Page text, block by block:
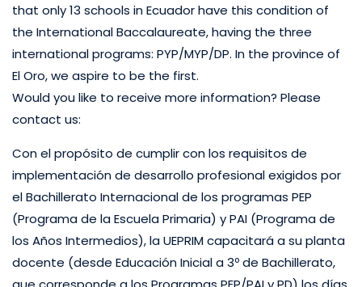
that only 13 schools in Ecuador have this condition of
the International Baccalaureate, having the three
international programs: PYP/MYP/DP. In the province of
El Oro, we aspire to be the first.
Would you like to receive more information? Please
contact us:
Con el propósito de cumplir con los requisitos de
implementación de desarrollo profesional exigidos por
el Bachillerato Internacional de los programas PEP
(Programa de la Escuela Primaria) y PAI (Programa de
los Años Intermedios), la UEPRIM capacitará a su planta
docente (desde Educación Inicial a 3º de Bachillerato,